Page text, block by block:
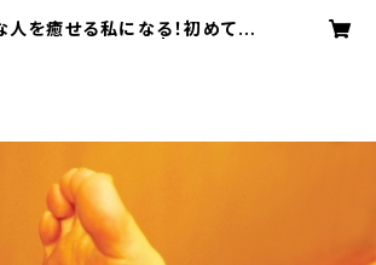
人を癒せる私になる！初めての